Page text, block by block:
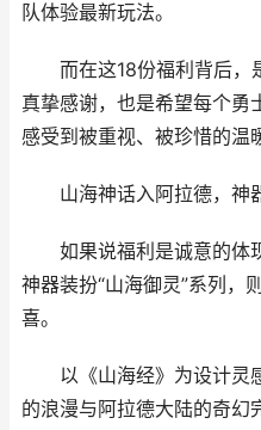
队体验最新玩法。
而在这18份福利背后，
真挚感谢，也是希望每个勇
感受到被重视、被珍惜的温
山海神话入阿拉德，神
如果说福利是诚意的体
神器装扮“山海御灵”系列，
喜。
以《山海经》为设计灵
的浪漫与阿拉德大陆的奇幻